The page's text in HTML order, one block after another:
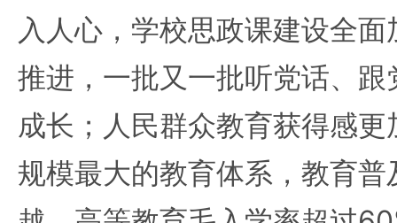
入人心，学校思政课建设全
推进，一批又一批听党话、
成长；人民群众教育获得感
规模最大的教育体系，教育